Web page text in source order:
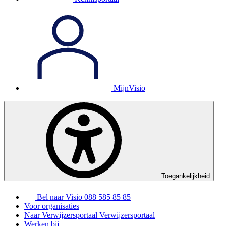
MijnVisio
Toegankelijkheid
Bel naar Visio 088 585 85 85
Voor organisaties
Naar Verwijzersportaal Verwijzersportaal
Werken bij